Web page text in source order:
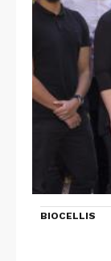
BIOCELLIS